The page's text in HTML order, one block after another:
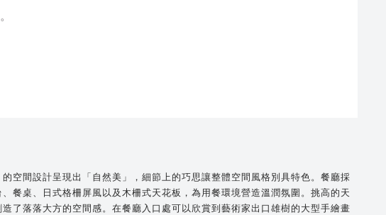
的空間設計呈現出「自然美」，細節上的巧思讓整體空間風格別具特色。餐廳採
餐桌、日式格柵屏風以及木柵式天花板，為用餐環境營造溫潤氛圍。挑高的天
了落落大方的空間感。在餐廳入口處可以欣賞到藝術家出口雄樹的大型手繪畫